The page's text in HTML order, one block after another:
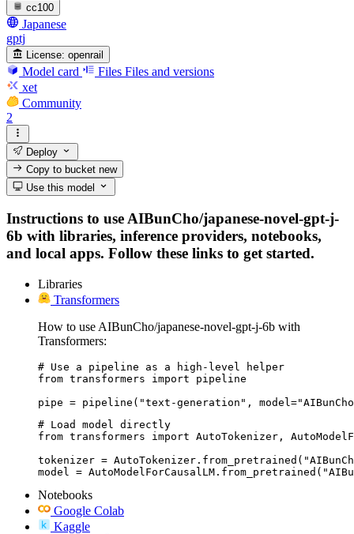
cc100
Japanese
gptj
License: openrail
Model card Files Files and versions
xet
Community
2
Deploy
Copy to bucketnew
Use this model
Instructions to use AIBunCho/japanese-novel-gpt-j-
6b with libraries, inference providers, notebooks,
and local apps. Follow these links to get started.
Libraries
Transformers
How to use AIBunCho/japanese-novel-gpt-j-6b with
Transformers:
# Use a pipeline as a high-level helper
from transformers import pipeline
pipe = pipeline("text-generation",
# Load model directly
from transformers import AutoTokenizer,
tokenizer =
model =
Notebooks
Google Colab
Kaggle